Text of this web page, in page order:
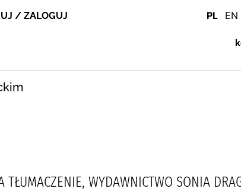
/ ZALOGUJ PL EN
TŁUMACZENIE, WYDAWNICTWO SONIA